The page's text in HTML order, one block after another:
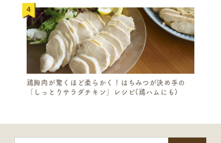
鶏胸肉が驚くほど柔らかく！はちみつが決め手の
「しっとりサラダチキン」レシピ(鶏ハムにも)